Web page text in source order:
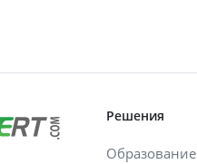
Решения
Образование